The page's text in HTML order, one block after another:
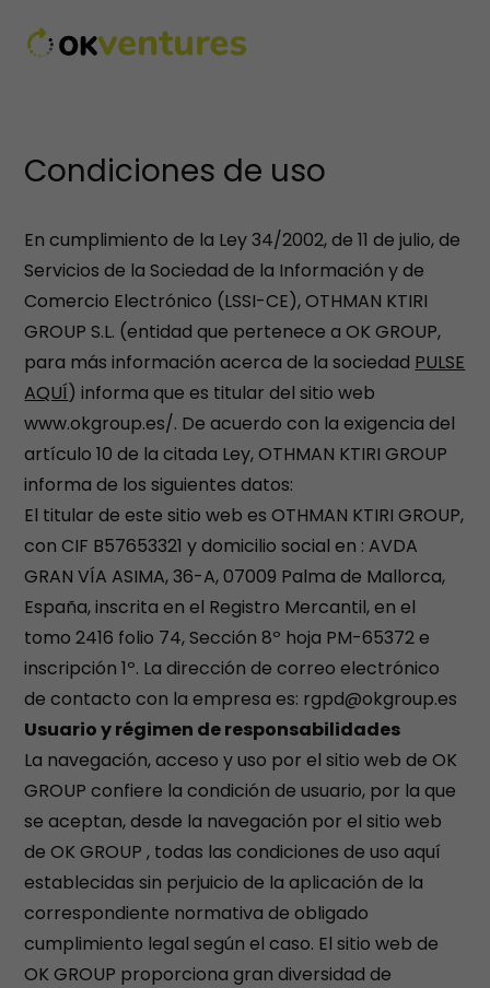
Condiciones de uso
En cumplimiento de la Ley 34/2002, de 11 de julio, de
Servicios de la Sociedad de la Información y de
Comercio Electrónico (LSSI-CE), OTHMAN KTIRI
GROUP S.L. (entidad que pertenece a OK GROUP,
para más información acerca de la sociedad PULSE
AQUÍ) informa que es titular del sitio web
www.okgroup.es/. De acuerdo con la exigencia del
artículo 10 de la citada Ley, OTHMAN KTIRI GROUP
informa de los siguientes datos:
El titular de este sitio web es OTHMAN KTIRI GROUP,
con CIF B57653321 y domicilio social en : AVDA
GRAN VÍA ASIMA, 36-A, 07009 Palma de Mallorca,
España, inscrita en el Registro Mercantil, en el
tomo 2416 folio 74, Sección 8º hoja PM-65372 e
inscripción 1º. La dirección de correo electrónico
de contacto con la empresa es: rgpd@okgroup.es
Usuario y régimen de responsabilidades
La navegación, acceso y uso por el sitio web de OK
GROUP confiere la condición de usuario, por la que
se aceptan, desde la navegación por el sitio web
de OK GROUP , todas las condiciones de uso aquí
establecidas sin perjuicio de la aplicación de la
correspondiente normativa de obligado
cumplimiento legal según el caso. El sitio web de
OK GROUP proporciona gran diversidad de